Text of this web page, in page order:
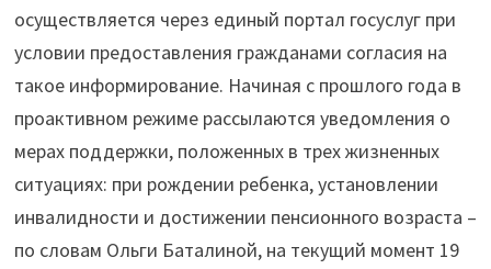
осуществляется через единый портал госуслуг при
условии предоставления гражданами согласия на
такое информирование. Начиная с прошлого года в
проактивном режиме рассылаются уведомления о
мерах поддержки, положенных в трех жизненных
ситуациях: при рождении ребенка, установлении
инвалидности и достижении пенсионного возраста –
по словам Ольги Баталиной, на текущий момент 19